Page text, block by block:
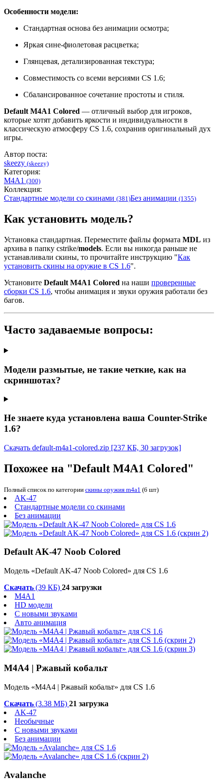
Особенности модели:
Стандартная основа без анимации осмотра;
Яркая сине-фиолетовая расцветка;
Глянцевая, детализированная текстура;
Совместимость со всеми версиями CS 1.6;
Сбалансированное сочетание простоты и стиля.
Default M4A1 Colored — отличный выбор для игроков,
которые хотят добавить яркости и индивидуальности в
классическую атмосферу CS 1.6, сохранив оригинальный дух
игры.
Автор поста:
skeezy (skeezy)
Категория:
M4A1 (300)
Коллекция:
Стандартные модели со скинами (381)Без анимации (1355)
Как установить модель?
Установка стандартная. Переместите файлы формата MDL из
архива в папку cstrike/models. Если вы никогда раньше не
устанавливали скины, то прочитайте инструкцию "Как
установить скины на оружие в CS 1.6".
Установите Default M4A1 Colored на наши проверенные
сборки CS 1.6, чтобы анимация и звуки оружия работали без
багов.
Часто задаваемые вопросы:
Модели размытые, не такие четкие, как на
скриншотах?
Не знаете куда установлена ваша Counter-Strike
1.6?
Скачать default-m4a1-colored.zip [237 КБ, 30 загрузок]
Похожее на "Default M4A1 Colored"
Полный список по категории скины оружия m4a1 (6 шт)
AK-47
Стандартные модели со скинами
Без анимации
Default AK-47 Noob Colored
Модель «Default AK-47 Noob Colored» для CS 1.6
Скачать (39 КБ) 24 загрузки
M4A1
HD модели
С новыми звуками
Авто анимация
M4A4 | Ржавый кобальт
Модель «M4A4 | Ржавый кобальт» для CS 1.6
Скачать (3.38 МБ) 21 загрузка
AK-47
Необычные
С новыми звуками
Без анимации
Avalanche